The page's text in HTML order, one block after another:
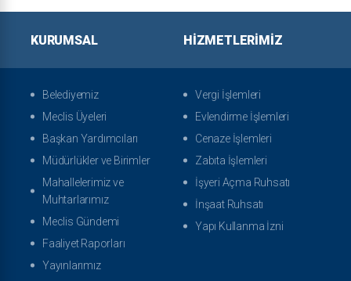
KURUMSAL
Belediyemiz
Meclis Üyeleri
Başkan Yardımcıları
Müdürlükler ve Birimler
Mahallelerimiz ve
Muhtarlarımız
Meclis Gündemi
Faaliyet Raporları
Yayınlarımız
HIZMETLERIMIZ
Vergi İşlemleri
Evlendirme İşlemleri
Cenaze İşlemleri
Zabıta İşlemleri
İşyeri Açma Ruhsatı
İnşaat Ruhsatı
Yapı Kullanma İzni